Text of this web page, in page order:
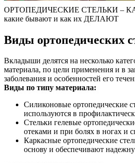
ОРТОПЕДИЧЕСКИЕ СТЕЛЬКИ –
какие бывают и как их ДЕЛАЮТ
Виды ортопедических
Вкладыши делятся на несколько
материала, по цели применения и в
заболевания и особенностей его
Виды по типу материала:
Силиконовые ортопедические
используются в
Стельки гелевые
отеками и при болях в ногах и
Каркасные ортопедические
основу и обеспечивают